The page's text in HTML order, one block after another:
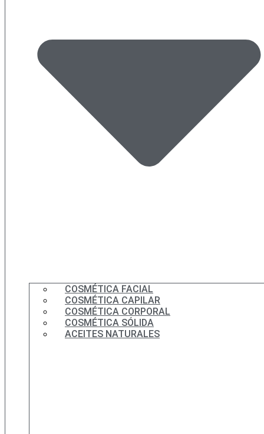
COSMÉTICA FACIAL
COSMÉTICA CAPILAR
COSMÉTICA CORPORAL
COSMÉTICA SÓLIDA
ACEITES NATURALES